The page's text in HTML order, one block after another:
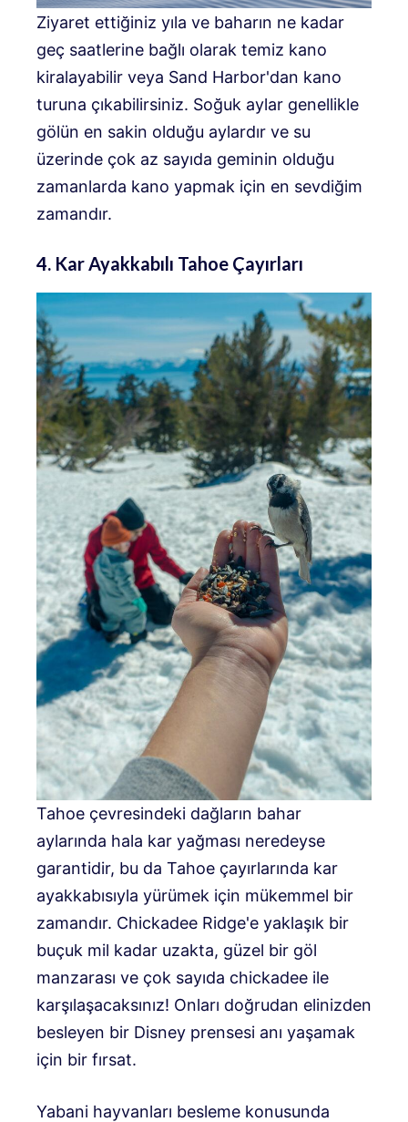
Ziyaret ettiğiniz yıla ve baharın ne kadar
geç saatlerine bağlı olarak temiz kano
kiralayabilir veya Sand Harbor'dan kano
turuna çıkabilirsiniz. Soğuk aylar genellikle
gölün en sakin olduğu aylardır ve su
üzerinde çok az sayıda geminin olduğu
zamanlarda kano yapmak için en sevdiğim
zamandır.
4. Kar Ayakkabılı Tahoe Çayırları
Tahoe çevresindeki dağların bahar
aylarında hala kar yağması neredeyse
garantidir, bu da Tahoe çayırlarında kar
ayakkabısıyla yürümek için mükemmel bir
zamandır. Chickadee Ridge'e yaklaşık bir
buçuk mil kadar uzakta, güzel bir göl
manzarası ve çok sayıda chickadee ile
karşılaşacaksınız! Onları doğrudan elinizden
besleyen bir Disney prensesi anı yaşamak
için bir fırsat.
Yabani hayvanları besleme konusunda